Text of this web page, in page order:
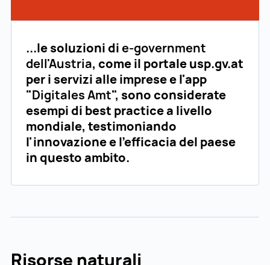
...le soluzioni die-government
dell'Austria, come il portale usp.gv.at
per i servizi alle imprese e l'app
"Digitales Amt", sono considerate
esempi di best practice a livello
mondiale, testimoniando
l'innovazione e l'efficacia del paese
in questo ambito.
Risorse naturali